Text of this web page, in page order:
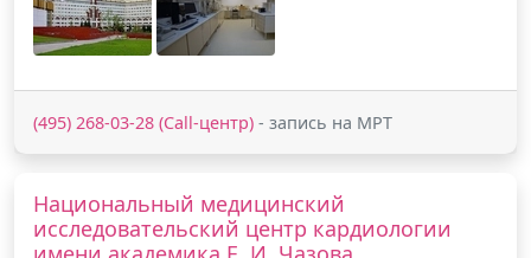
(495) 268-03-28 (Call-центр) - запись на МРТ
Национальный медицинский
исследовательский центр кардиологии